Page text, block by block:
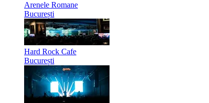
Arenele Romane
București
Hard Rock Cafe
București